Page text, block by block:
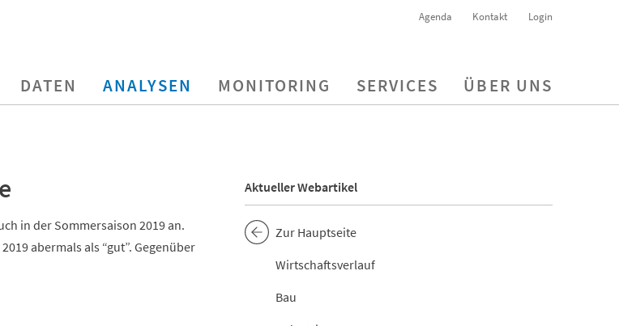
Agenda Kontakt Login
DATEN ANALYSEN MONITORING SERVICES ÜBER UNS
in der Sommersaison 2019 an.
abermals als “gut”. Gegenüber
Aktueller Webartikel
Zur Hauptseite
Wirtschaftsverlauf
Bau